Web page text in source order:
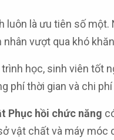
luôn là ưu tiên số
nhân vượt qua khó
học, sinh viên
phí thời gian và chi
Phục hồi chức năng
vật chất và máy